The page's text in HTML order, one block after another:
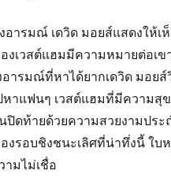
อารมณ์ เดวิด มอยส์แสดงให้เ
งเวสต์แฮมมีความหมายต่อเข
อารมณ์ที่หาได้ยากเดวิด มอยส์
หาแฟนๆ เวสต์แฮมที่มีความสุ
นปิดท้ายด้วยความสวยงามปร
งรอบชิงชนะเลิศที่น่าทึ่งนี้ ใบห
ามไม่เชื่อ